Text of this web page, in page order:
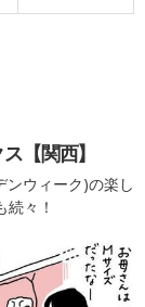
【関西】
ンウィーク)の楽し
々！